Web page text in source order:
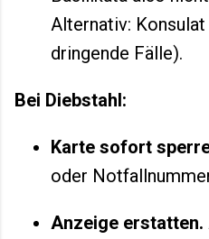
Alternativ:
dringende Fälle).
Bei Diebstahl:
Karte sofort
oder
Anzeige erstatten.